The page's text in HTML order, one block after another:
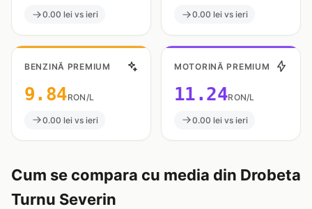
0.00 lei vs ieri 0.00 lei vs ieri
BENZINĂ PREMIUM
9.84RON/L
0.00 lei vs ieri
MOTORINĂ PREMIUM
11.24RON/L
0.00 lei vs ieri
Cum se compara cu media din Drobeta
Turnu Severin